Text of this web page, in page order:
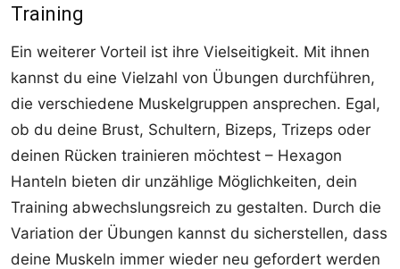
Training
Ein weiterer Vorteil ist ihre Vielseitigkeit. Mit ihnen
kannst du eine Vielzahl von Übungen durchführen,
die verschiedene Muskelgruppen ansprechen. Egal,
ob du deine Brust, Schultern, Bizeps, Trizeps oder
deinen Rücken trainieren möchtest – Hexagon
Hanteln bieten dir unzählige Möglichkeiten, dein
Training abwechslungsreich zu gestalten. Durch die
Variation der Übungen kannst du sicherstellen, dass
deine Muskeln immer wieder neu gefordert werden